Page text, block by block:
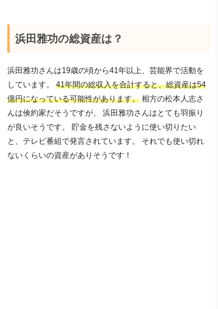
浜田雅功の総資産は？
浜田雅功さんは19歳の頃から41年以上、芸能界で活動を
しています。 41年間の総収入を合計すると、総資産は54
億円になっている可能性があります。 相方の松本人志さ
んは倹約家だそうですが、 浜田雅功さんはとても羽振り
が良いそうです。 貯金を残さないように使い切りたい
と、テレビ番組で発言されています。 それでも使い切れ
ないくらいの資産がありそうです！